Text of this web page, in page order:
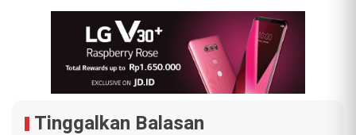
Tinggalkan Balasan